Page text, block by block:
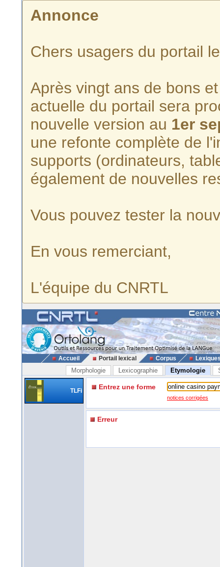
Annonce
Chers usagers du portail
Après vingt ans de bons
actuelle du portail sera
nouvelle version au 1er
une refonte complète de
supports (ordinateurs,
également de nouvelles
Vous pouvez tester la
En vous remerciant,
L'équipe du CNRTL
Accueil Portail lexical Corpus
Morphologie Lexicographie Etymologie
TLFi Entrez une forme
notices corrigées
Erreur